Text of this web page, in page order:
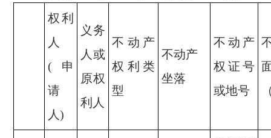
权利
人
(申
请
人)
义务
人或
原权
利人
不动产
权利类
型
不动产
坐落
不动产
权证号
或地号